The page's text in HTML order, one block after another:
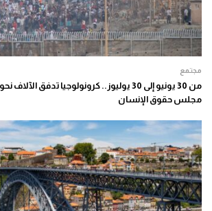
مجتمع
من 30 يونيو إلى 30 يوليوز.. كرونولوجيا تدفق
مجلس حقوق الإنسان